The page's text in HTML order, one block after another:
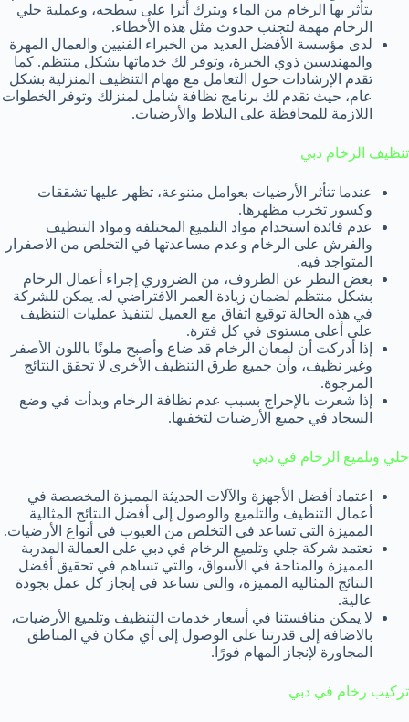
يتأثر بها الرخام من الماء ويترك أثرا على سطحه، وعملية جلي
الرخام مهمة لتجنب حدوث مثل هذه الأخطاء.
لدى مؤسسة الأفضل العديد من الخبراء الفنيين والعمال المهرة
والمهندسين ذوي الخبرة، وتوفر لك خدماتها بشكل منتظم. كما
تقدم الإرشادات حول التعامل مع مهام التنظيف المنزلية بشكل
عام، حيث تقدم لك برنامج نظافة شامل لمنزلك وتوفر الخطوات
اللازمة للمحافظة على البلاط والأرضيات.
تنظيف الرخام دبي
عندما تتأثر الأرضيات بعوامل متنوعة، تظهر عليها تشققات
وكسور تخرب مظهرها.
عدم فائدة استخدام مواد التلميع المختلفة ومواد التنظيف
والفرش على الرخام وعدم مساعدتها في التخلص من الاصفرار
المتواجد فيه.
بغض النظر عن الظروف، من الضروري إجراء أعمال الرخام
بشكل منتظم لضمان زيادة العمر الافتراضي له. يمكن للشركة
في هذه الحالة توقيع اتفاق مع العميل لتنفيذ عمليات التنظيف
على أعلى مستوى في كل فترة.
إذا أدركت أن لمعان الرخام قد ضاع وأصبح ملونًا باللون الأصفر
وغير نظيف، وأن جميع طرق التنظيف الأخرى لا تحقق النتائج
المرجوة.
إذا شعرت بالإحراج بسبب عدم نظافة الرخام وبدأت في وضع
السجاد في جميع الأرضيات لتخفيها.
جلي وتلميع الرخام في دبي
اعتماد أفضل الأجهزة والآلات الحديثة المميزة المخصصة في
أعمال التنظيف والتلميع والوصول إلى أفضل النتائج المثالية
المميزة التي تساعد في التخلص من العيوب في أنواع الأرضيات.
تعتمد شركة جلي وتلميع الرخام في دبي على العمالة المدربة
المميزة والمتاحة في الأسواق، والتي تساهم في تحقيق أفضل
النتائج المثالية المميزة، والتي تساعد في إنجاز كل عمل بجودة
عالية.
لا يمكن منافستنا في أسعار خدمات التنظيف وتلميع الأرضيات،
بالاضافة إلى قدرتنا على الوصول إلى أي مكان في المناطق
المجاورة لإنجاز المهام فورًا.
تركيب رخام في دبي